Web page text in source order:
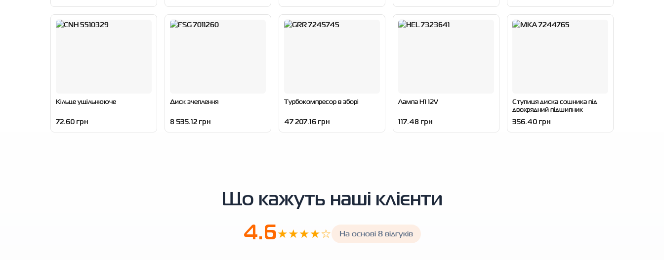
Кільце ущільнююче
72.60 грн
Диск зчеплення
8 535.12 грн
Турбокомпресор в зборі
47 207.16 грн
Лампа H1 12V
117.48 грн
Ступиця диска сошника під
двохрядний підшипник
356.40 грн
Що кажуть наші клієнти
4.6★★★★☆ На основі 8 відгуків